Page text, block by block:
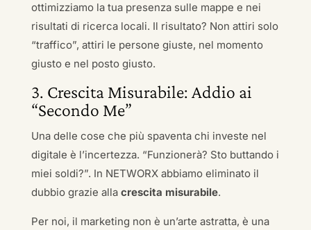
ottimizziamo la tua presenza sulle mappe e nei
risultati di ricerca locali. Il risultato? Non attiri solo
“traffico”, attiri le persone giuste, nel momento
giusto e nel posto giusto.
3. Crescita Misurabile: Addio ai
“Secondo Me”
Una delle cose che più spaventa chi investe nel
digitale è l’incertezza. “Funzionerà? Sto buttando i
miei soldi?”. In NETWORX abbiamo eliminato il
dubbio grazie alla crescita misurabile.
Per noi, il marketing non è un’arte astratta, è una